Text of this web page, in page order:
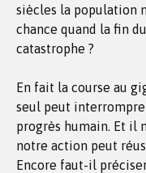
siècles la population
chance quand la fin
catastrophe ?
En fait la course au
seul peut
progrès humain. Et il
notre action peut
Encore faut-il